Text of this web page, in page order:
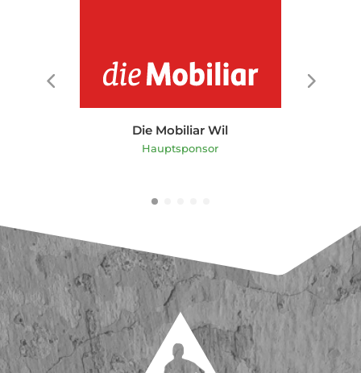
Hedera Vita
Hauptsponsor